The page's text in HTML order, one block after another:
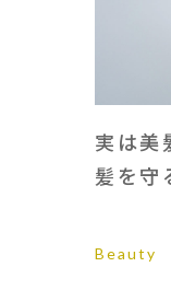
実は美
髪を守
Beauty